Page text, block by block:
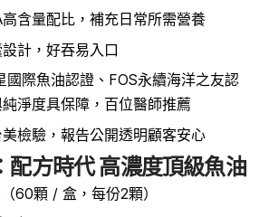
高含量配比，補充日常所需營養
計，好吞易入口
國際魚油認證、FOS永續海洋之友認
淨度具保障，百位醫師推薦
檢驗，報告公開透明顧客安心
配方時代 高濃度頂級魚油
60顆 / 盒，每份2顆）